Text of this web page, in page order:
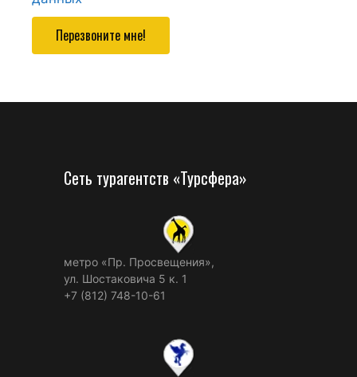
Перезвоните мне!
Сеть турагентств «Турсфера»
метро «Пр. Просвещения»,
ул. Шостаковича 5 к. 1
+7 (812) 748-10-61